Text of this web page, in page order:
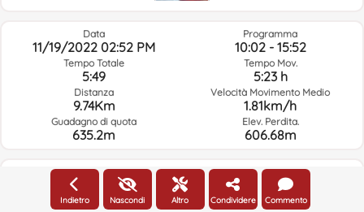
Data
11/19/2022 02:52 PM
Tempo Totale
5:49
Distanza
9.74Km
Guadagno di quota
635.2m
Programma
10:02 - 15:52
Tempo Mov.
5:23 h
Velocità Movimento Medio
1.81km/h
Elev. Perdita.
606.68m
Meteo Del Giorno Del Percorso E Orario Selezionato
Indietro Nascondi Altro Condividere Commento